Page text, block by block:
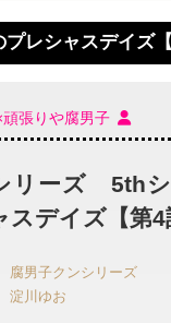
レシャスデイズ
張りや腐男子
リーズ 5thシ
デイズ【第4
腐男子クンシリーズ
淀川ゆお